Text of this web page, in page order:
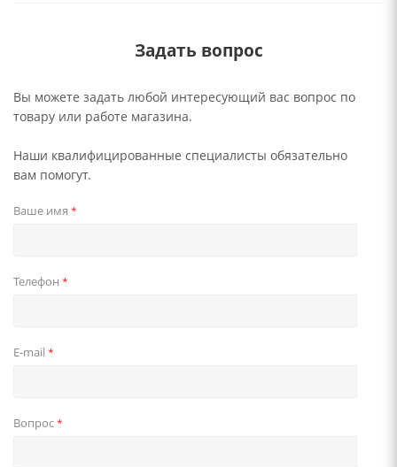
Задать вопрос
Вы можете задать любой интересующий вас вопрос по
товару или работе магазина.
Наши квалифицированные специалисты обязательно
вам помогут.
Ваше имя *
Телефон *
E-mail *
Вопрос*